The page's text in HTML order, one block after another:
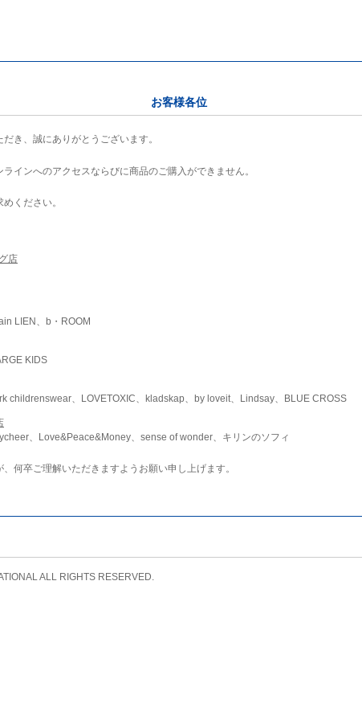
お客様各位
き、誠にありがとうございます。
インへのアクセスならびに商品のご購入ができません。
ください。
店
LIEN、b・ROOM
KIDS
childrenswear、LOVETOXIC、kladskap、by loveit、Lindsay、BLUE CROSS
、Love&Peace&Money、sense of wonder、キリンのソフィ
何卒ご理解いただきますようお願い申し上げます。